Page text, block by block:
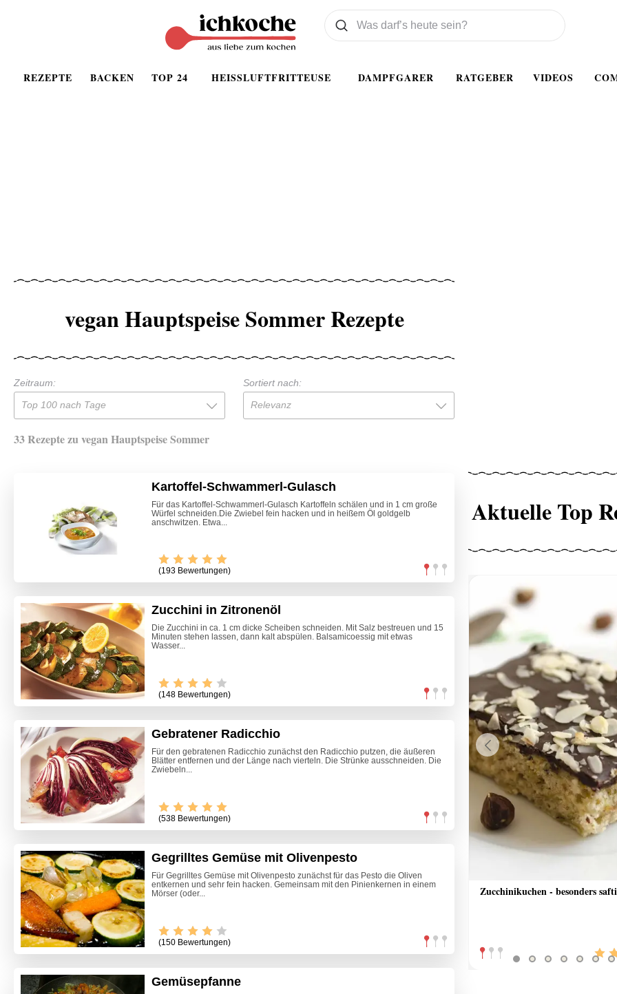
REZEPTE BACKEN TOP 24 HEISSLUFTFRITTEUSE DAMPFGARER RATGEBER VIDEOS
Was wollen Sie suchen
Suchen
vegan Hauptspeise Sommer Rezepte
Zeitraum:
Top 100 nach Tage
Sortiert nach:
Relevanz
33 Rezepte zu vegan Hauptspeise Sommer
Kartoffel-Schwammerl-Gulasch
Für das Kartoffel-Schwammerl-Gulasch Kartoffeln schälen und in 1 cm große
Würfel schneiden.Die Zwiebel fein hacken und in heißem Öl goldgelb
anschwitzen. Etwa...
(193 Bewertungen)
Zucchini in Zitronenöl
Die Zucchini in ca. 1 cm dicke Scheiben schneiden. Mit Salz bestreuen und 15
Minuten stehen lassen, dann kalt abspülen. Balsamicoessig mit etwas
Wasser...
(148 Bewertungen)
Gebratener Radicchio
Für den gebratenen Radicchio zunächst den Radicchio putzen, die äußeren
Blätter entfernen und der Länge nach vierteln. Die Strünke ausschneiden. Die
Zwiebeln...
(538 Bewertungen)
Gegrilltes Gemüse mit Olivenpesto
Für Gegrilltes Gemüse mit Olivenpesto zunächst für das Pesto die Oliven
entkernen und sehr fein hacken. Gemeinsam mit den Pinienkernen in einem
Mörser (oder...
(150 Bewertungen)
Gemüsepfanne
Aktuelle Top
Zucchinikuchen - besonders
Himmlische Bananenschnitten
Previous